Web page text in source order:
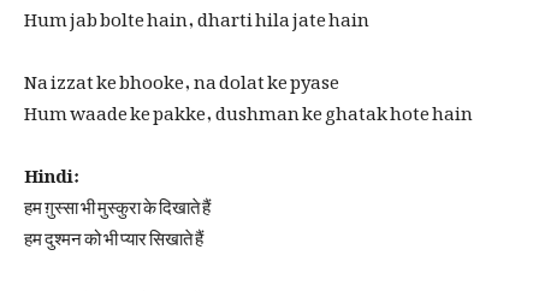
Hum jab bolte hain, dharti hila jate hain
Na izzat ke bhooke, na dolat ke pyase
Hum waade ke pakke, dushman ke ghatak hote hain
Hindi:
हम ग़ुस्सा भी मुस्कुरा के दिखाते हैं
हम दुश्मन को भी प्यार सिखाते हैं